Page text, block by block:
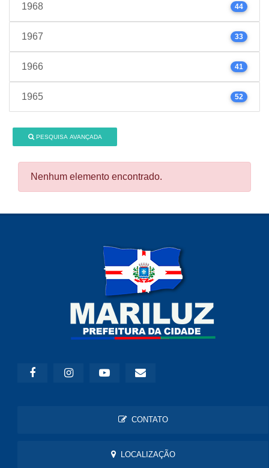
1968 44
1967 33
1966 41
1965 52
PESQUISA AVANÇADA
Nenhum elemento encontrado.
CONTATO
LOCALIZAÇÃO